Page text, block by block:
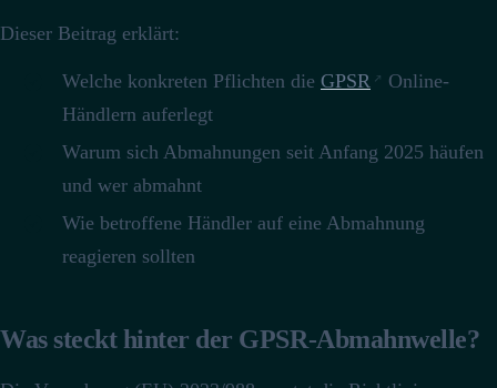
Dieser Beitrag erklärt:
Welche konkreten Pflichten die GPSR
Online-
Händlern auferlegt
Warum sich Abmahnungen seit Anfang 2025 häufen
und wer abmahnt
Wie betroffene Händler auf eine Abmahnung
reagieren sollten
Was steckt hinter der GPSR-Abmahnwelle?